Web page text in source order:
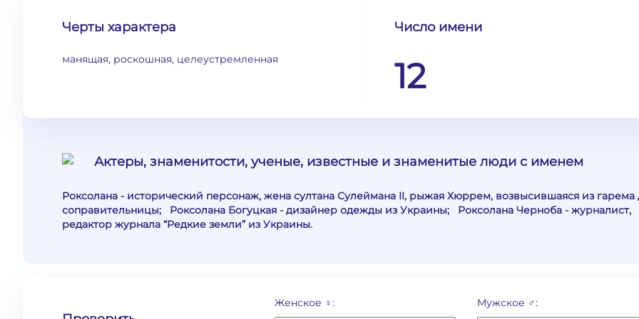
Черты характера
манящая, роскошная, целеустремленная
Число имени
12
Актеры, знаменитости, ученые, известные и знаменитые люди с именем
Роксолана - исторический персонаж, жена султана Сулеймана II, рыжая Хюррем, возвысившаяся из гарема
соправительницы; Роксолана Богуцкая - дизайнер одежды из Украины; Роксолана Черноба - журналист,
редактор журнала “Редкие земли” из Украины.
Женское ♀: Мужское ♂: